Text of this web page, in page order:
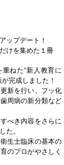
ップデート！
けを集めた１冊
ねた”新人教育に
完成しました！
新を行い、フッ化
周病の新分類など
べき内容をさらに
た。
生士臨床の基本の
のプロがやさしく